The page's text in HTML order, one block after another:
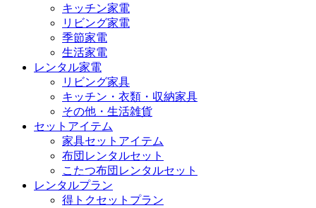
キッチン家電
リビング家電
季節家電
生活家電
レンタル家電
リビング家具
キッチン・衣類・収納家具
その他・生活雑貨
セットアイテム
家具セットアイテム
布団レンタルセット
こたつ布団レンタルセット
レンタルプラン
得トクセットプラン